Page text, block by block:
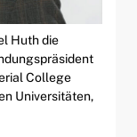
Huth die
College
Universitäten,